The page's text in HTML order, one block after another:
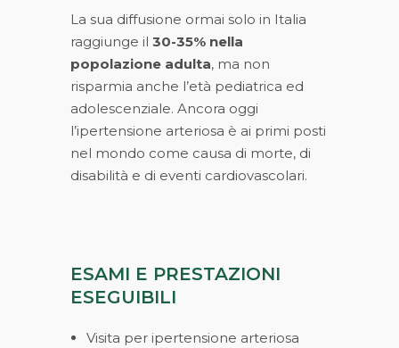
La sua diffusione ormai solo in Italia
raggiunge il 30-35% nella
popolazione adulta, ma non
risparmia anche l’età pediatrica ed
adolescenziale. Ancora oggi
l’ipertensione arteriosa è ai primi posti
nel mondo come causa di morte, di
disabilità e di eventi cardiovascolari.
ESAMI E PRESTAZIONI
ESEGUIBILI
Visita per ipertensione arteriosa